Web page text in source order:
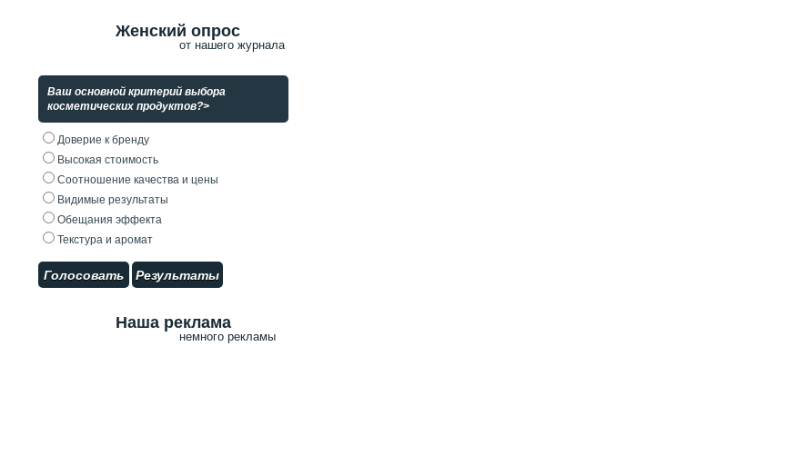
Женский опрос
от нашего журнала
Ваш основной критерий выбора
косметических продуктов?>
Доверие к бренду
Высокая стоимость
Соотношение качества и цены
Видимые результаты
Обещания эффекта
Текстура и аромат
Голосовать Результаты
Наша реклама
немного рекламы